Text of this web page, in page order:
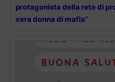
protagonista della rete di
vera donna di mafia”